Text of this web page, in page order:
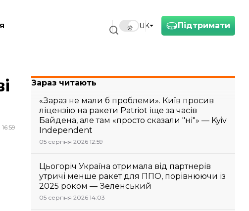
Підтримати
UK
Зараз читають
«Зараз не мали б проблеми». Київ просив
ліцензію на ракети Patriot іще за часів
Байдена, але там «просто сказали "ні"» — Kyiv
Independent
05 серпня 2026 12:59
Цьогоріч Україна отримала від партнерів
утричі менше ракет для ППО, порівнюючи із
2025 роком — Зеленський
05 серпня 2026 14:03